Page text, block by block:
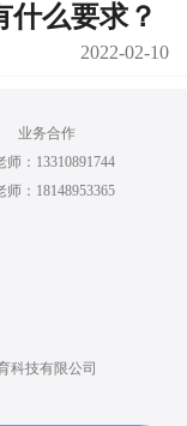
什么要求？
2022-02-10
业务合作
师：13310891744
师：18148953365
科技有限公司